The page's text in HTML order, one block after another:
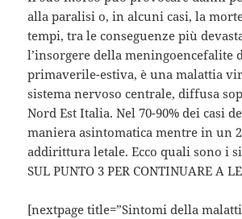
alla paralisi o, in alcuni casi, la
tempi, tra le conseguenze più
l’insorgere della meningoencefalite
primaverile-estiva, è una malattia
sistema nervoso centrale, diffusa
Nord Est Italia. Nel 70-90% dei casi
maniera asintomatica mentre in un
addirittura letale. Ecco quali sono i
SUL PUNTO 3 PER CONTINUARE A
[nextpage title=”Sintomi della